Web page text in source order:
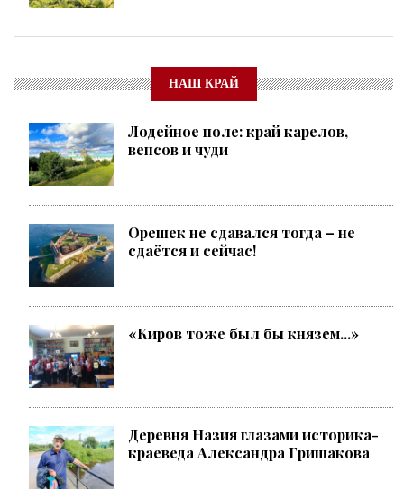
НАШ КРАЙ
Лодейное поле: край карелов,
вепсов и чуди
Орешек не сдавался тогда – не
сдаётся и сейчас!
«Киров тоже был бы князем...»
Деревня Назия глазами историка-
краеведа Александра Гришакова